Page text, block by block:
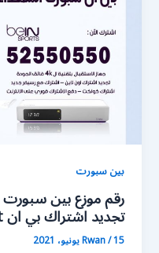
بين سبورت
تجديد اشتراك بي ان bein sport
Rwan/15 يونيو، 2021